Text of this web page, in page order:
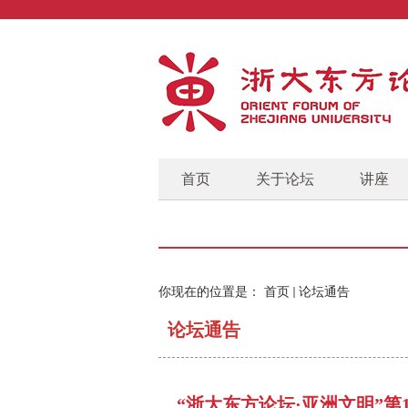
首页 关于论坛 讲座
你现在的位置是： 首页 论坛通告
论坛通告